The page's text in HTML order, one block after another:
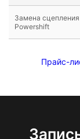
Замена сцепления
Powershift
Прайс-